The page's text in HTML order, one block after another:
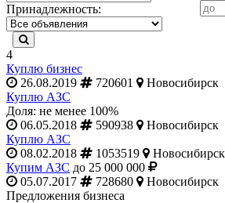
Принадлежность:
4
Куплю бизнес
26.08.2019
720601
Новосибирск
Куплю АЗС
Доля: не менее 100%
06.05.2018
590938
Новосибирск
Куплю АЗС
08.02.2018
1053519
Новосибирск
Купим АЗС до 25 000 000
05.07.2017
728680
Новосибирск
Предложения бизнеса